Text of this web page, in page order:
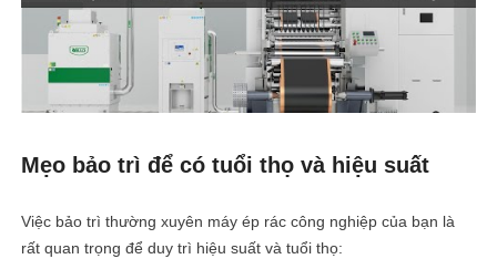
Mẹo bảo trì để có tuổi thọ và hiệu suất
Việc bảo trì thường xuyên máy ép rác công nghiệp của bạn là
rất quan trọng để duy trì hiệu suất và tuổi thọ: